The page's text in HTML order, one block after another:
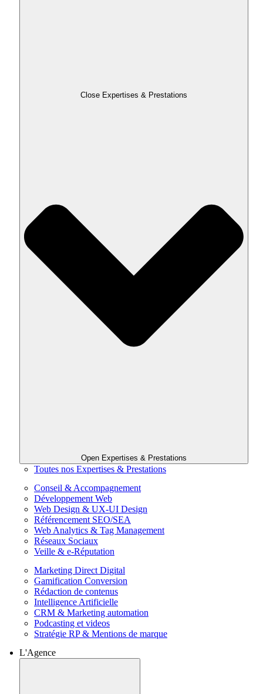
Close Expertises & Prestations
Open Expertises & Prestations
Toutes nos Expertises & Prestations
Conseil & Accompagnement
Développement Web
Web Design & UX-UI Design
Référencement SEO/SEA
Web Analytics & Tag Management
Réseaux Sociaux
Veille & e-Réputation
Marketing Direct Digital
Gamification Conversion
Rédaction de contenus
Intelligence Artificielle
CRM & Marketing automation
Podcasting et videos
Stratégie RP & Mentions de marque
L'Agence